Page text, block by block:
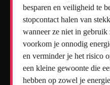
besparen en veiligheid te
stopcontact halen van
wanneer ze niet in
voorkom je onnodig
en verminder je het risico
een kleine gewoonte die
hebben op zowel je